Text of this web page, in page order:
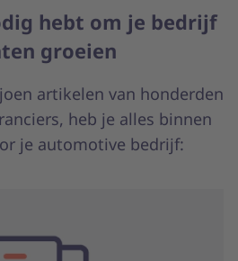
hebt om je bedrijf
groeien
artikelen van honderden
heb je alles binnen
je automotive bedrijf: